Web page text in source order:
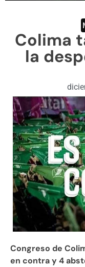
Colima
la
Congreso de
en contra y 4